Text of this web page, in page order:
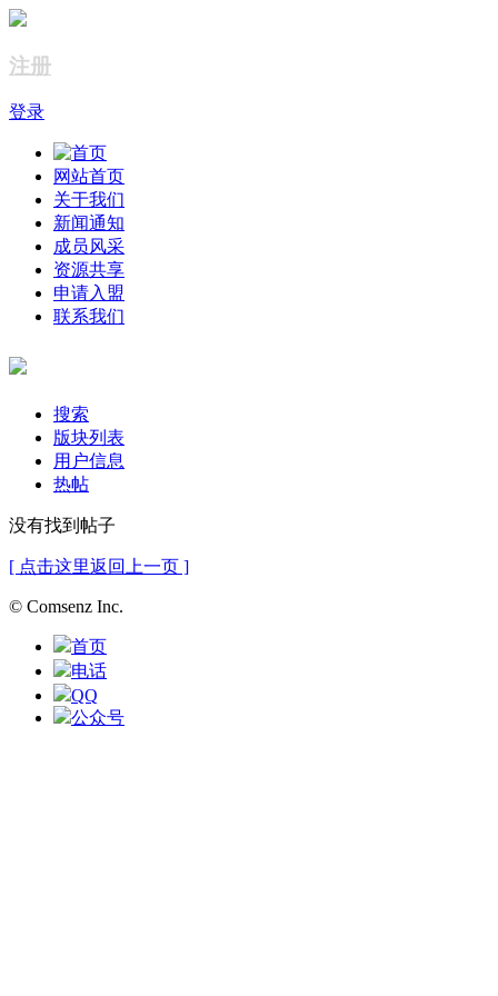
注册
登录
网站首页
关于我们
新闻通知
成员风采
资源共享
申请入盟
联系我们
搜索
版块列表
用户信息
热帖
没有找到帖子
[ 点击这里返回上一页 ]
© Comsenz Inc.
首页
电话
QQ
公众号